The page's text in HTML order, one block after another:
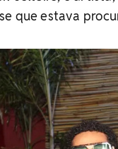
que estava